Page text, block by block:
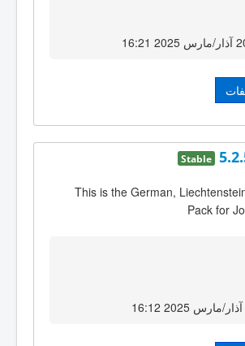
Stable
This is the German,
Pack for